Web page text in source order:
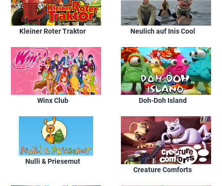
Kleiner Roter Traktor Neulich auf Inis Cool
Winx Club Doh-Doh Island
Nulli & Priesemut
Creature Comforts